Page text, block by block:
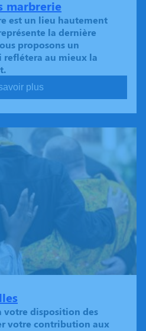
marbrerie
est un lieu hautement
la dernière
proposons un
au mieux la
plus
votre disposition des
votre contribution aux